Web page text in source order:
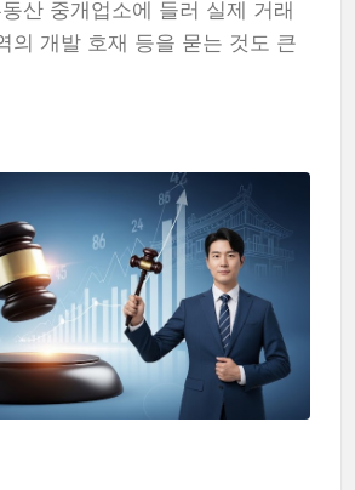
산 중개업소에 들러 실제 거래
의 개발 호재 등을 묻는 것도 큰